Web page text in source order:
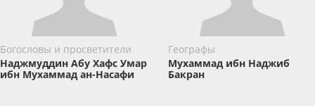
Богословы и просветители
Наджмуддин Абу Хафс Умар
ибн Мухаммад ан-Насафи
Географы
Мухаммад ибн Наджиб
Бакран